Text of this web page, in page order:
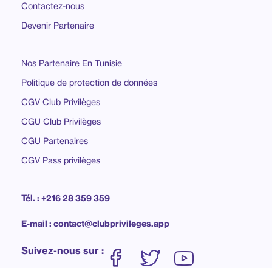
Contactez-nous
Devenir Partenaire
Nos Partenaire En Tunisie
Politique de protection de données
CGV Club Privilèges
CGU Club Privilèges
CGU Partenaires
CGV Pass privilèges
Tél. : +216 28 359 359
E-mail : contact@clubprivileges.app
Suivez-nous sur :